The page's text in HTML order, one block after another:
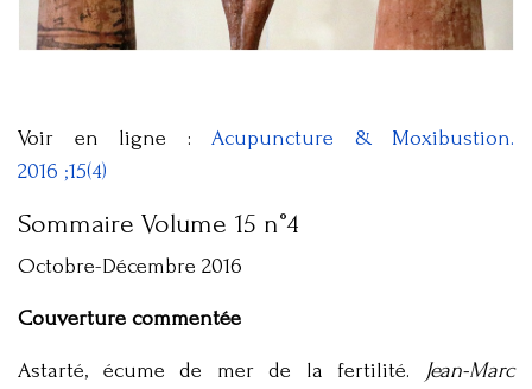
Voir en ligne : Acupuncture & Moxibustion.
2016 ;15(4)
Sommaire Volume 15 n°4
Octobre-Décembre 2016
Couverture commentée
Astarté, écume de mer de la fertilité. Jean-Marc